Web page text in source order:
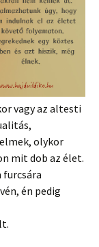
vagy az altesti
olykor
mit dob az élet.
furcsára
én pedig